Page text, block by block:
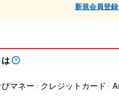
新規会員登
マネー クレジットカード